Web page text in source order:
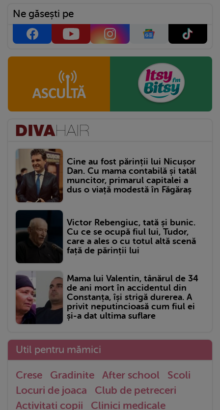
Ne găsești pe
Cine au fost părinții lui Nicușor
Dan. Cu mama contabilă și tatăl
muncitor, primarul capitalei a
dus o viață modestă în Făgăraș
Victor Rebengiuc, tată și bunic.
Cu ce se ocupă fiul lui, Tudor,
care a ales o cu totul altă scenă
față de părinții lui
Mama lui Valentin, tânărul de 34
de ani mort în accidentul din
Constanța, își strigă durerea. A
privit neputincioasă cum fiul ei
și-a dat ultima suflare
Util pentru mămici
Crese Gradinite After school
Scoli
Locuri de joaca
Club de petreceri
Activitati copii
Clinici medicale